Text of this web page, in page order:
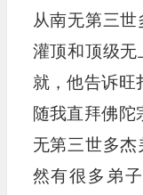
从南无第三
灌顶和顶级
就，他告诉旺
随我直拜佛陀
无第三世多杰
然有很多弟